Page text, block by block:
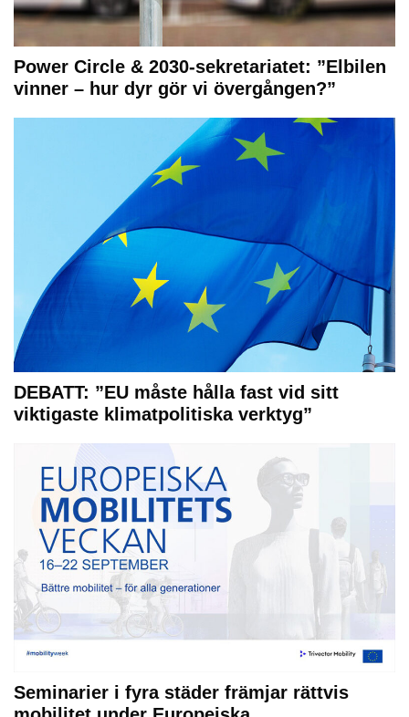
Power Circle & 2030-sekretariatet: ”Elbilen
vinner – hur dyr gör vi övergången?”
DEBATT: ”EU måste hålla fast vid sitt
viktigaste klimatpolitiska verktyg”
Seminarier i fyra städer främjar rättvis